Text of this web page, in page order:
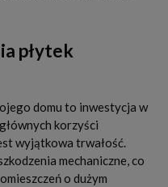
płytek
domu to inwestycja w
korzyści
wyjątkowa trwałość.
mechaniczne, co
o dużym